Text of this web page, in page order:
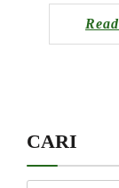
CARI